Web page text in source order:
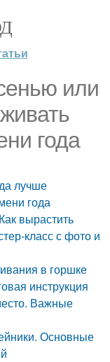
или
года
лучше
года
вырастить
класс с фото и
в горшке
инструкция
Важные
Основные